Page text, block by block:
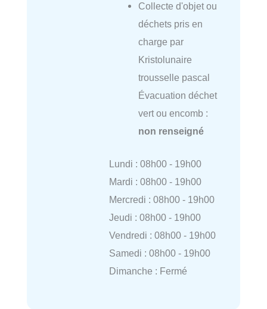
Collecte d'objet ou
déchets pris en
charge par
Kristolunaire
trousselle pascal
Évacuation déchet
vert ou encomb :
non renseigné
Lundi : 08h00 - 19h00
Mardi : 08h00 - 19h00
Mercredi : 08h00 - 19h00
Jeudi : 08h00 - 19h00
Vendredi : 08h00 - 19h00
Samedi : 08h00 - 19h00
Dimanche : Fermé